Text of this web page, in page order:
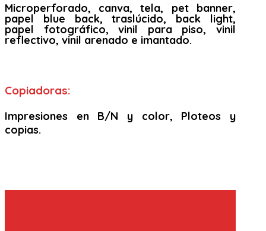
Microperforado, canva, tela, pet banner,
papel blue back, traslúcido, back light,
papel fotográfico, vinil para piso, vinil
reflectivo, vinil arenado e imantado.
Copiadoras:
Impresiones en B/N y color, Ploteos y
copias.